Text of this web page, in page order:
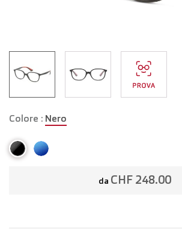
Colore : Nero
da CHF 248.00